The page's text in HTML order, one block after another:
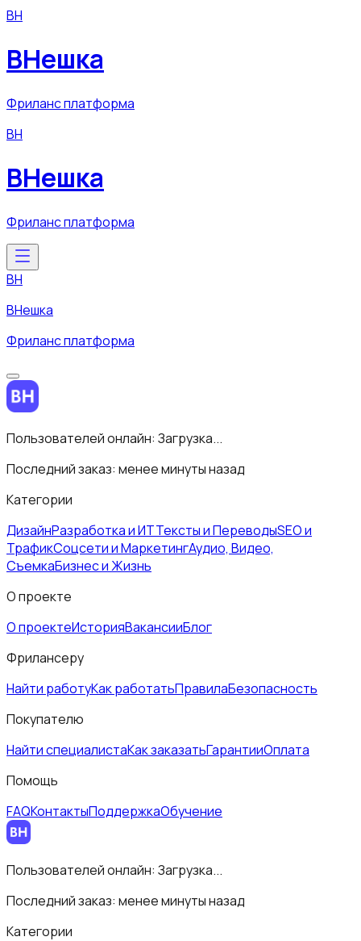
ВН
ВНешка
Фриланс платформа
ВН
ВНешка
Фриланс платформа
ВН
ВНешка
Фриланс платформа
Пользователей онлайн: Загрузка...
Последний заказ: менее минуты назад
Категории
ДизайнРазработка и ИТТексты и ПереводыSEO и
ТрафикСоцсети и МаркетингАудио, Видео,
СъемкаБизнес и Жизнь
О проекте
О проектеИсторияВакансииБлог
Фрилансеру
Найти работуКак работатьПравилаБезопасность
Покупателю
Найти специалистаКак заказатьГарантииОплата
Помощь
FAQКонтактыПоддержкаОбучение
Пользователей онлайн: Загрузка...
Последний заказ: менее минуты назад
Категории